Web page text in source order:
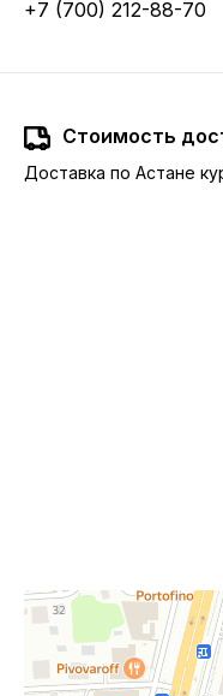
+7 (700) 212-88-70
Стоимость
Доставка по Астане
Сарыарка
Торговый центр в Астане
Развлекательный центр в